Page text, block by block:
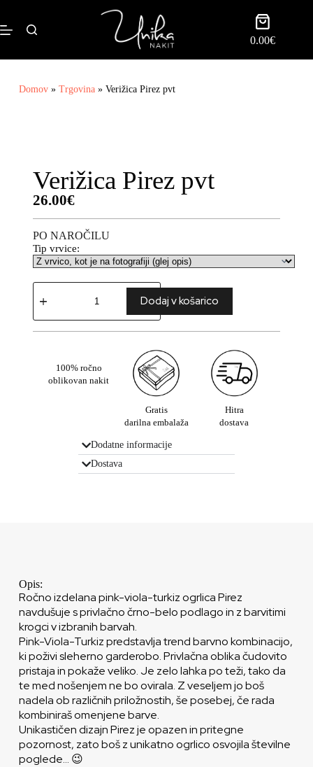
0.00€
Domov» Trgovina» Verižica Pirez pvt
Verižica Pirez pvt
26.00€
PO NAROČILU
Tip vrvice:
Dodaj v košarico
100% ročno
oblikovan nakit
Gratis
darilna embalaža
Hitra
dostava
Dodatne informacije
Dostava
Opis:
Ročno izdelana pink-viola-turkiz ogrlica Pirez
navdušuje s privlačno črno-belo podlago in z barvitimi
krogci v izbranih barvah.
Pink-Viola-Turkiz predstavlja trend barvno kombinacijo,
ki poživi sleherno garderobo. Privlačna oblika čudovito
pristaja in pokaže veliko. Je zelo lahka po teži, tako da
te med nošenjem ne bo ovirala. Z veseljem jo boš
nadela ob različnih priložnostih, še posebej, če rada
kombiniraš omenjene barve.
Unikastičen dizajn Pirez je opazen in pritegne
pozornost, zato boš z unikatno ogrlico osvojila številne
poglede… 😉